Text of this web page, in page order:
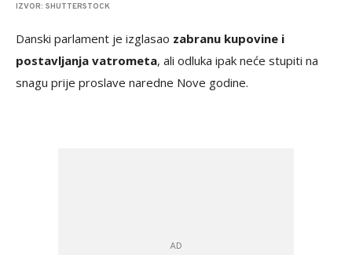
IZVOR: SHUTTERSTOCK
Danski parlament je izglasao zabranu kupovine i
postavljanja vatrometa, ali odluka ipak neće stupiti na
snagu prije proslave naredne Nove godine.